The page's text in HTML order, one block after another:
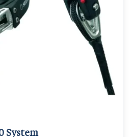
System